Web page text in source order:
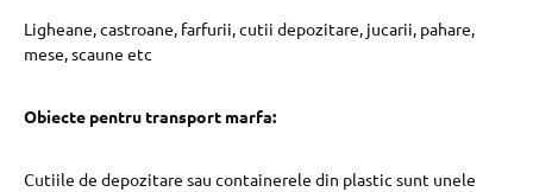
Ligheane, castroane, farfurii, cutii depozitare, jucarii, pahare,
mese, scaune etc
Obiecte pentru transport marfa:
Cutiile de depozitare sau containerele din plastic sunt unele